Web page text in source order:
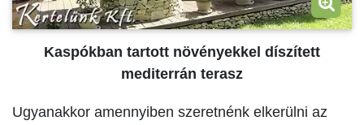
Kaspókban tartott növényekkel díszített
mediterrán terasz
Ugyanakkor amennyiben szeretnénk elkerülni az